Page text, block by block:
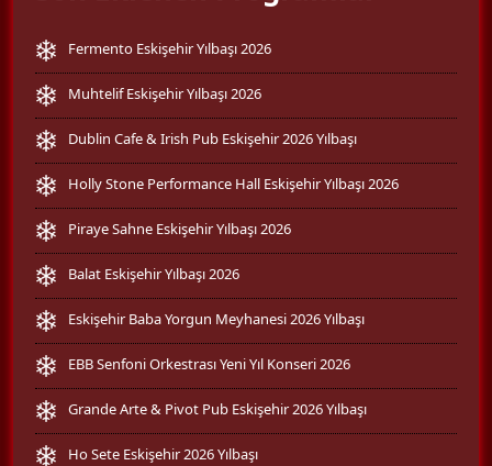
Fermento Eskişehir Yılbaşı 2026
Muhtelif Eskişehir Yılbaşı 2026
Dublin Cafe & Irish Pub Eskişehir 2026 Yılbaşı
Holly Stone Performance Hall Eskişehir Yılbaşı 2026
Piraye Sahne Eskişehir Yılbaşı 2026
Balat Eskişehir Yılbaşı 2026
Eskişehir Baba Yorgun Meyhanesi 2026 Yılbaşı
EBB Senfoni Orkestrası Yeni Yıl Konseri 2026
Grande Arte & Pivot Pub Eskişehir 2026 Yılbaşı
Ho Sete Eskişehir 2026 Yılbaşı